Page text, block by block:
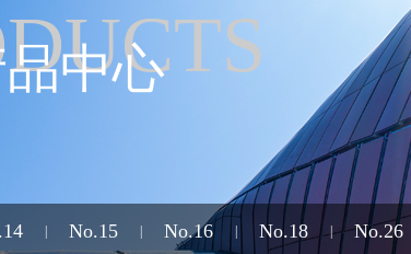
中心
No.15 No.16 No.18 No.26